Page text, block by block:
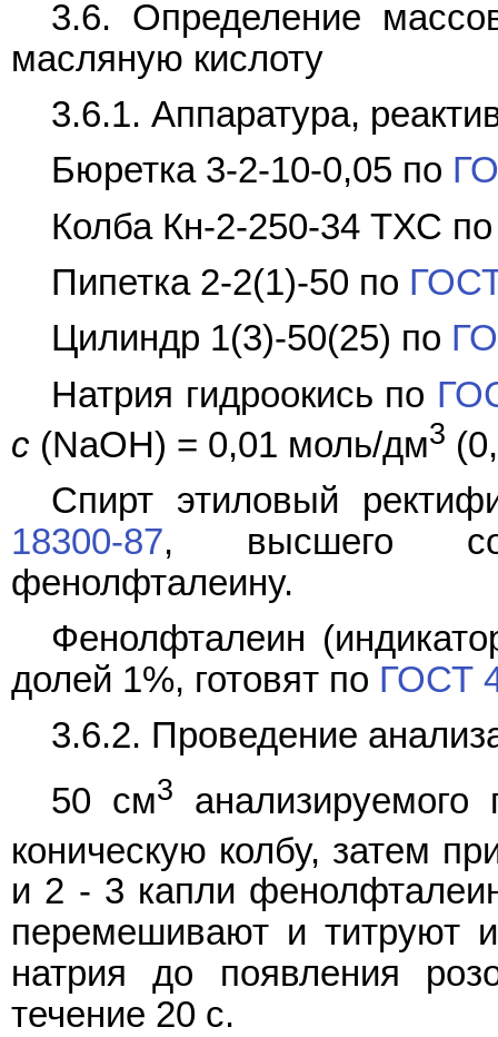
3.6. Определение
масляную кислоту
3.6.1. Аппаратура,
Бюретка 3-2-10-0,05 по
Колба Кн-2-250-34 ТХС
Пипетка 2-2(1)-50 по
Цилиндр 1(3)-50(25) по
Натрия гидроокись по
c (NaOH) = 0,01 моль/дм3
Спирт этиловый
18300-87, высшего
фенолфталеину.
Фенолфталеин
долей 1%, готовят по ГОСТ
3.6.2. Проведение
50 см3
коническую колбу, затем
и 2 - 3 капли
перемешивают и титруют
натрия до появления
течение 20 с.